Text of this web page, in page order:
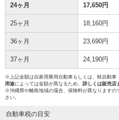
24ヶ月 17,650円
25ヶ月 18,160円
36ヶ月 23,690円
37ヶ月 24,190円
※上記金額は自家用乗用自動車もしくは、軽自動車
用途によっては金額が異なるため、 詳しくは販売店
※沖縄県や離島地域の場合、保険料が異なりますの
さい。
自動車税の目安